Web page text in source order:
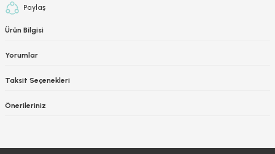
Paylaş
Ürün Bilgisi
Yorumlar
Taksit Seçenekleri
Önerileriniz